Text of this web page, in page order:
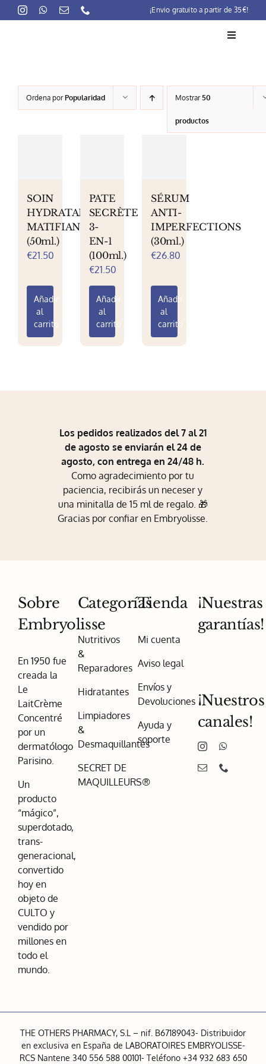
to
¡Envio gratuito a partir de 35€!
Toggle
La marca
Lait-Crème Concentré
Preocupaciones
Puntos venta
Contacto
Mi Perfil
Carrito
Ordena porPopularidad Mostrar50
productos
SOIN
HYDRATANT
MATIFIANT
(50ml.)
€21.50
Añadir
al
carrito
PATE
SECRÈTE
3-
EN-1
(100ml.)
€21.50
Añadir
al
carrito
SÉRUM
ANTI-
IMPERFECTIONS
(30ml.)
€26.80
Añadir
al
carrito
Los pedidos realizados del 7 al 21
de agosto se enviarán el 24 de
agosto, con entrega en 24/48 h.
Como agradecimiento por tu
paciencia, recibirás un neceser y
una minitalla de 15 ml de regalo. 🎁
Gracias por confiar en Embryolisse.
Sobre
Embryolisse
En 1950 fue
creada la
Le
LaitCrème
Concentré
por un
dermatólogo
Parisino.
Un
producto
“mágico”,
superdotado,
trans-
generacional,
convertido
hoy en
objeto de
CULTO y
vendido por
millones en
todo el
mundo.
Categorías
Nutritivos
&
Reparadores
Hidratantes
Limpiadores
&
Desmaquillantes
SECRET DE
MAQUILLEURS®
Tienda
Mi cuenta
Aviso legal
Envíos y
Devoluciones
Ayuda y
soporte
¡Nuestras
garantías!
¡Nuestros
canales!
THE OTHERS PHARMACY, S.L – nif. B67189043- Distribuidor
en exclusiva en España de LABORATOIRES EMBRYOLISSE-
RCS Nantene 340 556 588 00101- Teléfono +34 932 683 650